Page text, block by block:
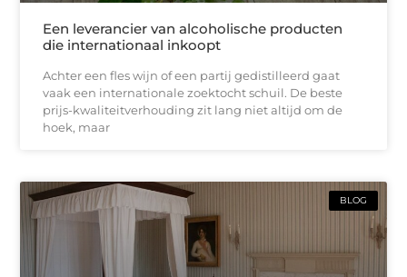
Een leverancier van alcoholische producten
die internationaal inkoopt
Achter een fles wijn of een partij gedistilleerd gaat
vaak een internationale zoektocht schuil. De beste
prijs-kwaliteitverhouding zit lang niet altijd om de
hoek, maar
BLOG